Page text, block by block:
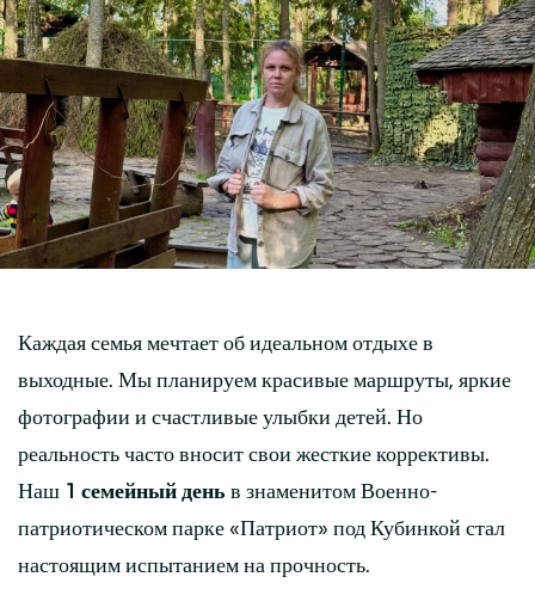
Каждая семья мечтает об идеальном отдыхе в
выходные. Мы планируем красивые маршруты, яркие
фотографии и счастливые улыбки детей. Но
реальность часто вносит свои жесткие коррективы.
Наш 1 семейный день в знаменитом Военно-
патриотическом парке «Патриот» под Кубинкой стал
настоящим испытанием на прочность.